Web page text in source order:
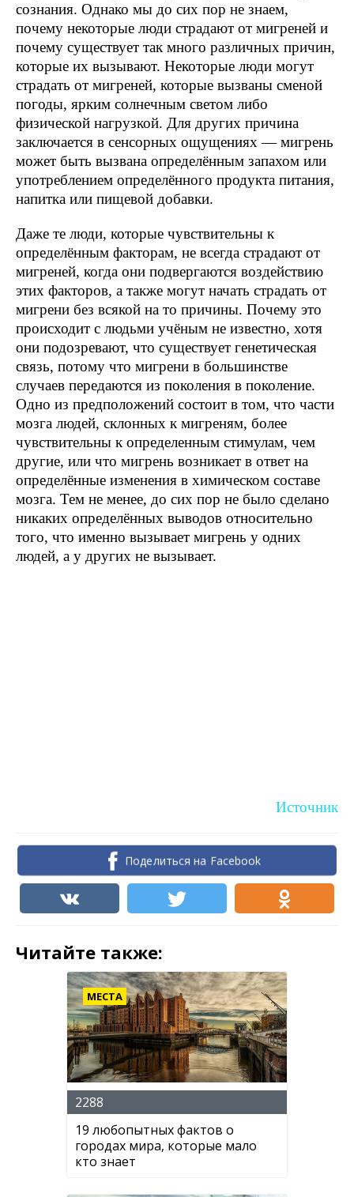
сознания. Однако мы до сих пор не знаем,
почему некоторые люди страдают от мигреней и
почему существует так много различных причин,
которые их вызывают. Некоторые люди могут
страдать от мигреней, которые вызваны сменой
погоды, ярким солнечным светом либо
физической нагрузкой. Для других причина
заключается в сенсорных ощущениях — мигрень
может быть вызвана определённым запахом или
употреблением определённого продукта питания,
напитка или пищевой добавки.
Даже те люди, которые чувствительны к
определённым факторам, не всегда страдают от
мигреней, когда они подвергаются воздействию
этих факторов, а также могут начать страдать от
мигрени без всякой на то причины. Почему это
происходит с людьми учёным не известно, хотя
они подозревают, что существует генетическая
связь, потому что мигрени в большинстве
случаев передаются из поколения в поколение.
Одно из предположений состоит в том, что части
мозга людей, склонных к мигреням, более
чувствительны к определенным стимулам, чем
другие, или что мигрень возникает в ответ на
определённые изменения в химическом составе
мозга. Тем не менее, до сих пор не было сделано
никаких определённых выводов относительно
того, что именно вызывает мигрень у одних
людей, а у других не вызывает.
Источник
Поделиться на Facebook
Читайте также:
МЕСТА
2288
19 любопытных фактов о
городах мира, которые мало
кто знает